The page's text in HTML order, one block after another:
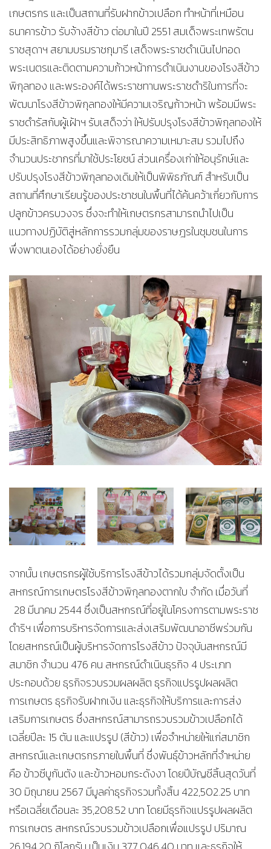
เกษตรกร และเป็นสถานที่รับฝากข้าวเปลือก ทำหน้าที่เหมือน
ธนาคารข้าว รับจ้างสีข้าว ต่อมาในปี 2551 สมเด็จพระเทพรัตน
ราชสุดาฯ สยามบรมราชกุมารี เสด็จพระราชดำเนินไปทอด
พระเนตรและติดตามความก้าวหน้าการดำเนินงานของโรงสีข้าว
พิกุลทอง และพระองค์ได้พระราชทานพระราชดำริในการที่จะ
พัฒนาโรงสีข้าวพิกุลทองให้มีความเจริญก้าวหน้า พร้อมมีพระ
ราชดำรัสกับผู้เฝ้าฯ รับเสด็จว่า ให้ปรับปรุงโรงสีข้าวพิกุลทองให้
มีประสิทธิภาพสูงขึ้นและพิจารณาความเหมาะสม รวมไปถึง
จำนวนประชากรที่มาใช้ประโยชน์ ส่วนเครื่องเก่าให้อนุรักษ์และ
ปรับปรุงโรงสีข้าวพิกุลทองเดิมให้เป็นพิพิธภัณฑ์ สำหรับเป็น
สถานที่ศึกษาเรียนรู้ของประชาชนในพื้นที่ได้ค้นคว้าเกี่ยวกับการ
ปลูกข้าวครบวงจร ซึ่งจะทำให้เกษตรกรสามารถนำไปเป็น
แนวทางปฏิบัติสู่หลักการรวมกลุ่มของราษฎรในชุมชนในการ
พึ่งพาตนเองได้อย่างยั่งยืน
จากนั้น เกษตรกรผู้ใช้บริการโรงสีข้าวได้รวมกลุ่มจัดตั้งเป็น
สหกรณ์การเกษตรโรงสีข้าวพิกุลทองตากใบ จำกัด เมื่อวันที่
28 มีนาคม 2544 ซึ่งเป็นสหกรณ์ที่อยู่ในโครงการตามพระราช
ดำริฯ เพื่อการบริหารจัดการและส่งเสริมพัฒนาอาชีพร่วมกัน
โดยสหกรณ์เป็นผู้บริหารจัดการโรงสีข้าว ปัจจุบันสหกรณ์มี
สมาชิก จำนวน 476 คน สหกรณ์ดำเนินธุรกิจ 4 ประเภท
ประกอบด้วย ธุรกิจรวบรวมผลผลิต ธุรกิจแปรรูปผลผลิต
การเกษตร ธุรกิจรับฝากเงิน และธุรกิจให้บริการและการส่ง
เสริมการเกษตร ซึ่งสหกรณ์สามารถรวบรวมข้าวเปลือกได้
เฉลี่ยปีละ 15 ตัน และแปรรูป (สีข้าว) เพื่อจำหน่ายให้แก่สมาชิก
สหกรณ์และเกษตรกรภายในพื้นที่ ซึ่งพันธุ์ข้าวหลักที่จำหน่าย
คือ ข้าวซีบูกันตัง และข้าวหอมกระดังงา โดยปีบัญชีสิ้นสุดวันที่
30 มิถุนายน 2567 มีมูลค่าธุรกิจรวมทั้งสิ้น 422,502.25 บาท
หรือเฉลี่ยเดือนละ 35,208.52 บาท โดยมีธุรกิจแปรรูปผลผลิต
การเกษตร สหกรณ์รวบรวมข้าวเปลือกเพื่อแปรรูป ปริมาณ